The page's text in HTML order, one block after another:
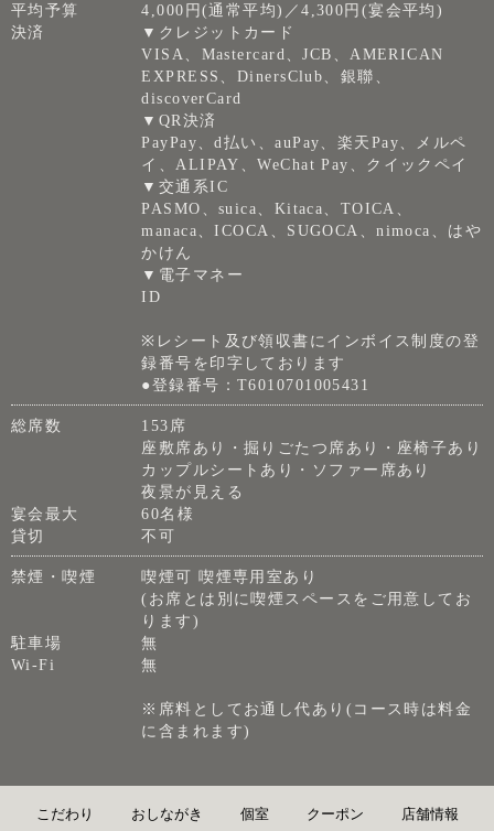
平均予算
4,000円(通常平均)／4,300円(宴会平均)
決済
▼クレジットカード
VISA、Mastercard、JCB、AMERICAN
EXPRESS、DinersClub、銀聯、
discoverCard
▼QR決済
PayPay、d払い、auPay、楽天Pay、メルペ
イ、ALIPAY、WeChat Pay、クイックペイ
▼交通系IC
PASMO、suica、Kitaca、TOICA、
manaca、ICOCA、SUGOCA、nimoca、はや
かけん
▼電子マネー
ID
※レシート及び領収書にインボイス制度の登
録番号を印字しております
●登録番号：T6010701005431
総席数
153席
座敷席あり・掘りごたつ席あり・座椅子あり
カップルシートあり・ソファー席あり
夜景が見える
宴会最大
60名様
貸切
不可
禁煙・喫煙
喫煙可 喫煙専用室あり
(お席とは別に喫煙スペースをご用意してお
ります)
駐車場
無
Wi-Fi
無
※席料としてお通し代あり(コース時は料金
に含まれます)
こだわり おしながき 個室 クーポン 店舗情報